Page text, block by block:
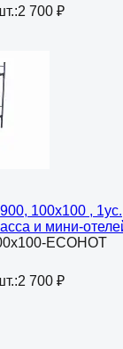
2 700 ₽
100х100 ,
и мини-
ECOHOT
2 700 ₽